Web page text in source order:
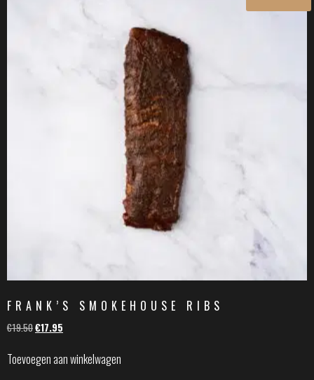
FRANK’S SMOKEHOUSE RIBS
€19.50€17.95
Toevoegen aan winkelwagen